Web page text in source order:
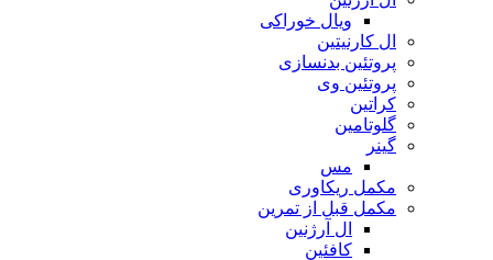
ویال خوراکی
ال کارنیتین
پروتئین بدنسازی
پروتئین وی
کراتین
گلوتامین
گینر
مس
مکمل ریکاوری
مکمل قبل از تمرین
ال آرژنین
کافئین